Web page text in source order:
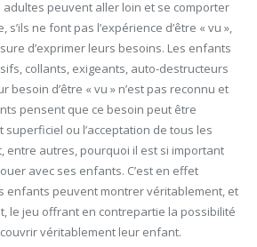
adultes peuvent aller loin et se comporter
ne font pas l’expérience d’être « vu »,
d’exprimer leurs besoins. Les enfants
collants, exigeants, auto-destructeurs
besoin d’être « vu » n’est pas reconnu et
pensent que ce besoin peut être
ou l’acceptation de tous les
entre autres, pourquoi il est si important
avec ses enfants. C’est en effet
enfants peuvent montrer véritablement, et
le jeu offrant en contrepartie la possibilité
véritablement leur enfant.